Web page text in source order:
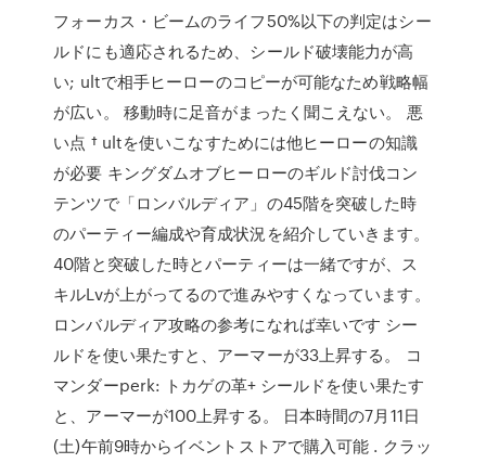
フォーカス・ビームのライフ50%以下の判定はシー
ルドにも適応されるため、シールド破壊能力が高
い; ultで相手ヒーローのコピーが可能なため戦略幅
が広い。 移動時に足音がまったく聞こえない。 悪
い点 † ultを使いこなすためには他ヒーローの知識
が必要 キングダムオブヒーローのギルド討伐コン
テンツで「ロンバルディア」の45階を突破した時
のパーティー編成や育成状況を紹介していきます。
40階と突破した時とパーティーは一緒ですが、ス
キルLvが上がってるので進みやすくなっています。
ロンバルディア攻略の参考になれば幸いです シー
ルドを使い果たすと、アーマーが33上昇する。 コ
マンダーperk: トカゲの革+ シールドを使い果たす
と、アーマーが100上昇する。 日本時間の7月11日
(土)午前9時からイベントストアで購入可能 . クラッ